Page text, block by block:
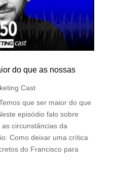
do que as nossas
Cast
que ser maior do que
episódio falo sobre
circunstâncias da
Como deixar uma crítica
do Francisco para